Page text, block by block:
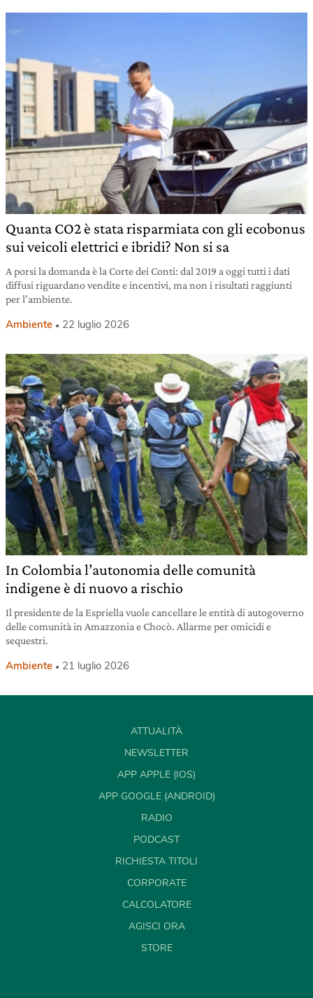
Quanta CO2 è stata risparmiata con gli ecobonus
sui veicoli elettrici e ibridi? Non si sa
A porsi la domanda è la Corte dei Conti: dal 2019 a oggi tutti i dati
diffusi riguardano vendite e incentivi, ma non i risultati raggiunti
per l’ambiente.
Ambiente 22 luglio 2026
In Colombia l’autonomia delle comunità
indigene è di nuovo a rischio
Il presidente de la Espriella vuole cancellare le entità di autogoverno
delle comunità in Amazzonia e Chocò. Allarme per omicidi e
sequestri.
Ambiente 21 luglio 2026
ATTUALITÀ
NEWSLETTER
APP APPLE (IOS)
APP GOOGLE (ANDROID)
RADIO
PODCAST
RICHIESTA TITOLI
CORPORATE
CALCOLATORE
AGISCI ORA
STORE